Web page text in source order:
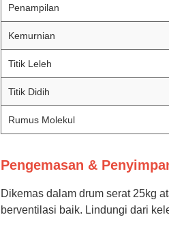
Penampilan
Kemurnian
Titik Leleh
Titik Didih
Rumus Molekul
Pengemasan &
Dikemas dalam drum serat 25kg
berventilasi baik. Lindungi dari